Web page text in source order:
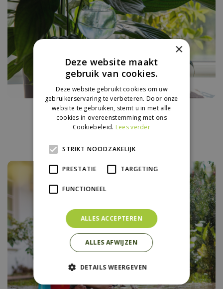
Vakantietips voor je
kamerplanten
×
Deze website maakt
gebruik van cookies.
Deze website gebruikt cookies om uw
gebruikerservaring te verbeteren. Door onze
website te gebruiken, stemt u in met alle
cookies in overeenstemming met ons
Cookiebeleid. Lees verder
STRIKT NOODZAKELIJK
PRESTATIE TARGETING
FUNCTIONEEL
ALLES ACCEPTEREN
ALLES AFWIJZEN
DETAILS WEERGEVEN